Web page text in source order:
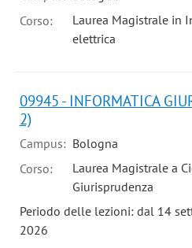
Corso:
Laurea Magistrale in
elettrica
09945 - INFORMATICA
2)
Campus: Bologna
Corso:
Laurea Magistrale a
Giurisprudenza
Periodo delle lezioni: dal 14
2026